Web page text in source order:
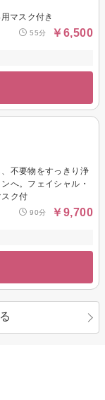
マスク付き
55分 ￥6,500
不要物をすっきり浄
へ。フェイシャル・
ク付
90分 ￥9,700